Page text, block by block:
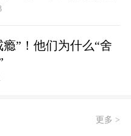
瘾”！他们为什么“舍
更多 >